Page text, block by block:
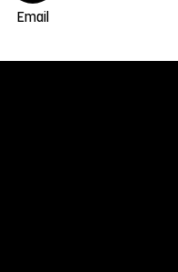
Email